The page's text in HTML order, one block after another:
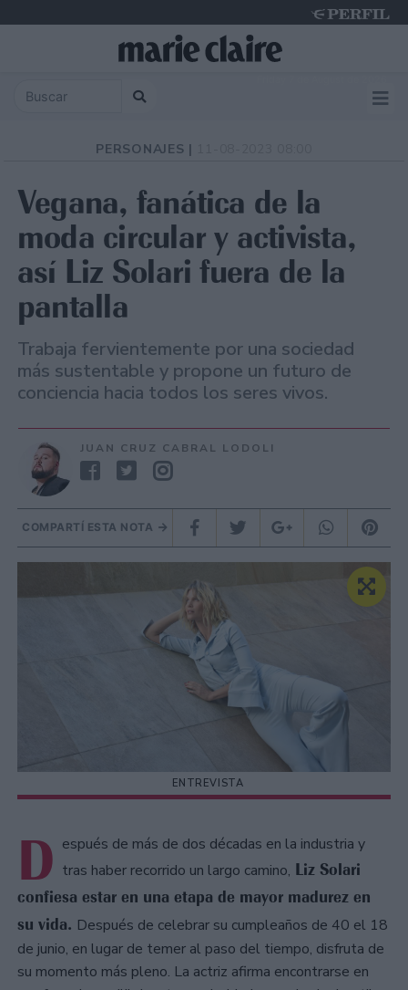
PERSONAJES |
Vegana, fanática de la
moda circular y activista,
así Liz Solari fuera de la
pantalla
Trabaja fervientemente por una sociedad
más sustentable y propone un futuro de
conciencia hacia todos los seres vivos.
JUAN CRUZ CABRAL LODOLI
COMPARTÍ ESTA NOTA
ENTREVISTA
D espués de más de dos décadas en la industria y
tras haber recorrido un largo camino, Liz Solari
confiesa estar en una etapa de mayor madurez en
su vida. Después de celebrar su cumpleaños de 40 el 18
de junio, en lugar de temer al paso del tiempo, disfruta de
su momento más pleno. La actriz afirma encontrarse en